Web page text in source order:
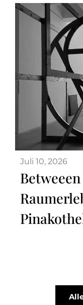
Juli 10, 2026